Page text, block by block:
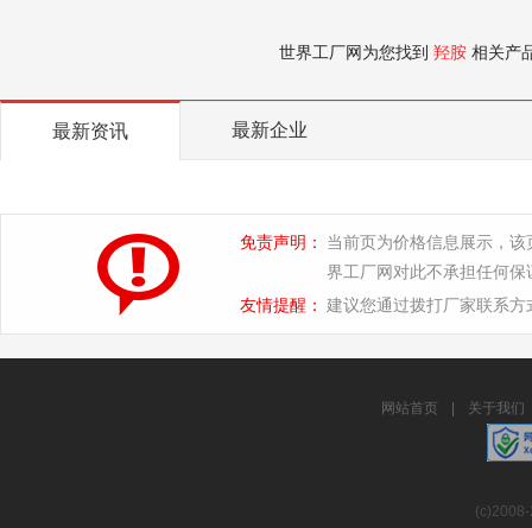
世界工厂网为您找到 羟胺 相关产
最新资讯 最新企业
免责声明：
当前页为价格信息展示，
界工厂网对此不承担任何保
友情提醒： 建议您通过拨打厂家联系
网站首页 关于我们